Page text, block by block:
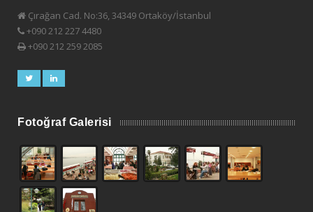
Çırağan Cad. No:36, 34349 Ortaköy/İstanbul
+090 212 227 4480
+090 212 259 2085
Fotoğraf Galerisi